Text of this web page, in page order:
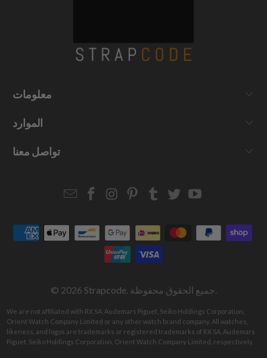
معلومات
الموارد
تواصل معنا
EmailStrapcode
Facebook
Strapcode
Instagram
Strapcode
Pinterest
Strapcode
Tumblr
Strapcode
TwitterYouTube
© 2026 Strapcode
We are not affiliated with RX SA, Audemars Piguet, Seiko Holdings Corporation,
Orient Watch Company Limited or any other watch brand company. All watches,
likeness, and logos are trademarks or registered trademarks of RX SA, Audemars
Piguet, Seiko Holdings Corporation, Orient Watch Company Limited, respectively.